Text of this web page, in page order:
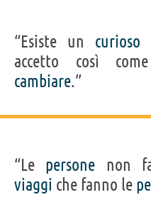
“Esiste un curioso
accetto così
cambiare.”
“Le persone non
viaggi che fanno le